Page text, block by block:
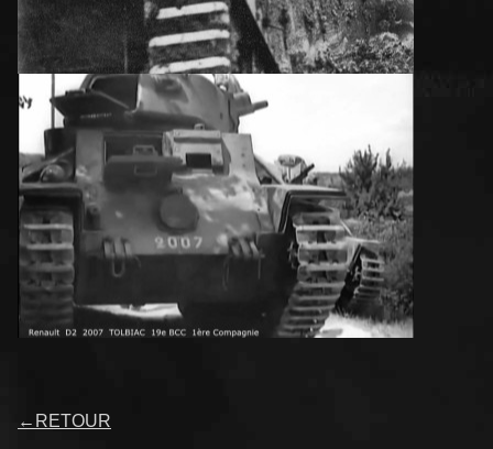
← RETOUR